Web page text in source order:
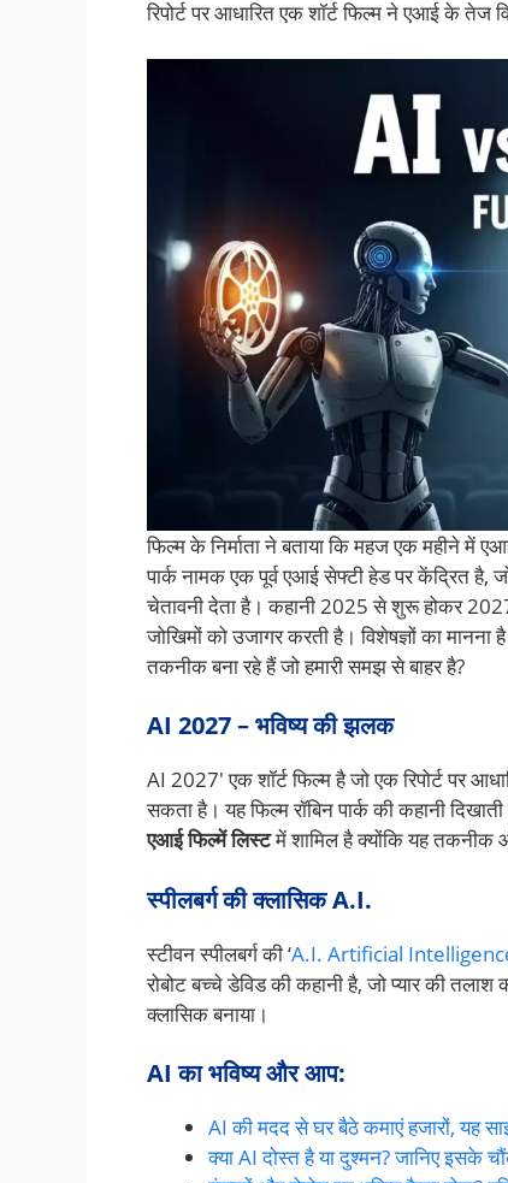
रिपोर्ट पर आधारित एक शॉर्ट फिल्म ने एआई के तेज
फिल्म के निर्माता ने बताया कि महज एक महीने में
पार्क नामक एक पूर्व एआई सेफ्टी हेड पर केंद्रित
चेतावनी देता है। कहानी 2025 से शुरू होकर
जोखिमों को उजागर करती है। विशेषज्ञों का
तकनीक बना रहे हैं जो हमारी समझ से बाहर है?
AI 2027 – भविष्य की झलक
AI 2027′ एक शॉर्ट फिल्म है जो एक रिपोर्ट पर
सकता है। यह फिल्म रॉबिन पार्क की कहानी
एआई फिल्में लिस्टमें शामिल है क्योंकि यह तकनीक
स्पीलबर्ग की क्लासिक A.I.
स्टीवन स्पीलबर्ग की ‘A.I. Artificial
रोबोट बच्चे डेविड की कहानी है, जो प्यार की
क्लासिक बनाया।
AI का भविष्य और आप:
AI की मदद से घर बैठे कमाएं हजारों, यह
क्या AI दोस्त है या दुश्मन? जानिए इसके